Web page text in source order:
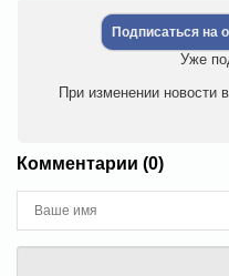
Подписаться на
Уже
При изменении новости
Комментарии (0)